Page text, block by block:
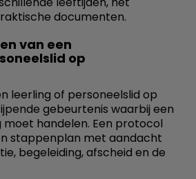
documenten.
van een
op
leerling of personeelslid op
gebeurtenis waarbij een
moet handelen. Een protocol
stappenplan met aandacht
begeleiding, afscheid en de